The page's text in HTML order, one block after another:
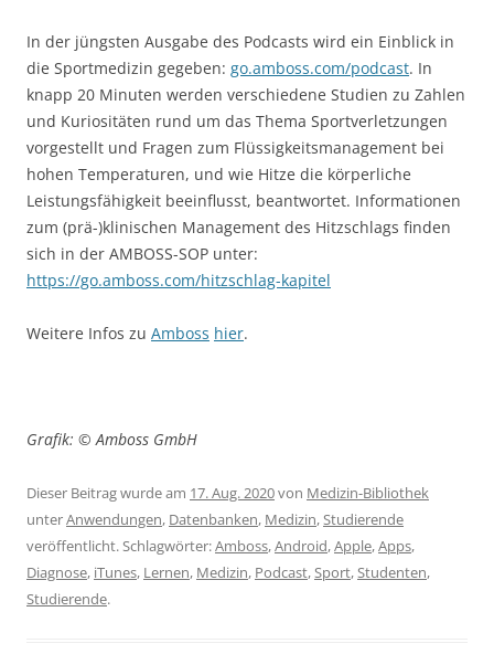
In der jüngsten Ausgabe des Podcasts wird ein Einblick in
die Sportmedizin gegeben: go.amboss.com/podcast. In
knapp 20 Minuten werden verschiedene Studien zu Zahlen
und Kuriositäten rund um das Thema Sportverletzungen
vorgestellt und Fragen zum Flüssigkeitsmanagement bei
hohen Temperaturen, und wie Hitze die körperliche
Leistungsfähigkeit beeinflusst, beantwortet. Informationen
zum (prä-)klinischen Management des Hitzschlags finden
sich in der AMBOSS-SOP unter:
https://go.amboss.com/hitzschlag-kapitel
Weitere Infos zu Amboss hier.
Grafik: © Amboss GmbH
Dieser Beitrag wurde am 17. Aug. 2020von Medizin-Bibliothek
unterAnwendungen, Datenbanken, Medizin,Studierende
veröffentlicht. Schlagwörter:Amboss,Android,Apple,Apps,
Diagnose, iTunes, Lernen, Medizin, Podcast,Sport,Studenten,
Studierende.